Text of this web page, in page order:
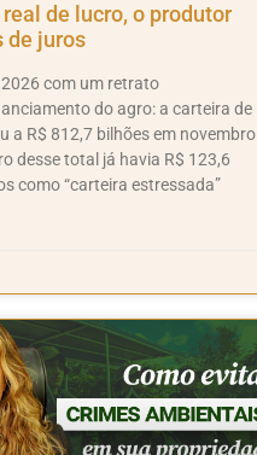
real de lucro, o produtor
de juros
com um retrato
do agro: a carteira de
a R$ 812,7 bilhões em novembro
desse total já havia R$ 123,6
como “carteira estressada”